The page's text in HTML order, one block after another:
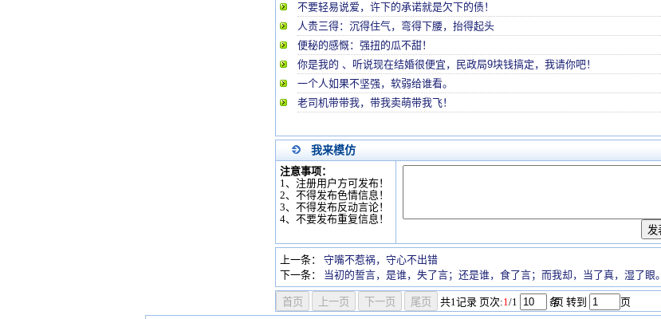
不要轻易说爱，许下的承诺就是欠下的债！
人贵三得：沉得住气，弯得下腰，抬得起头
便秘的感慨：强扭的瓜不甜！
你是我的 、听说现在结婚很便宜，民政局9块钱搞定，我请你吧！
一个人如果不坚强，软弱给谁看。
老司机带带我，带我卖萌带我飞！
我来模仿
注意事项：
1、注册用户方可发布！
2、不得发布色情信息！
3、不得发布反动言论！
4、不要发布重复信息！
上一条：
守嘴不惹祸，守心不出错
下一条：
当初的誓言，是谁，失了言；还是谁，食了言；而我却，当了真，湿了眼。
共1记录 页次:1/1 条
/页 转到 页